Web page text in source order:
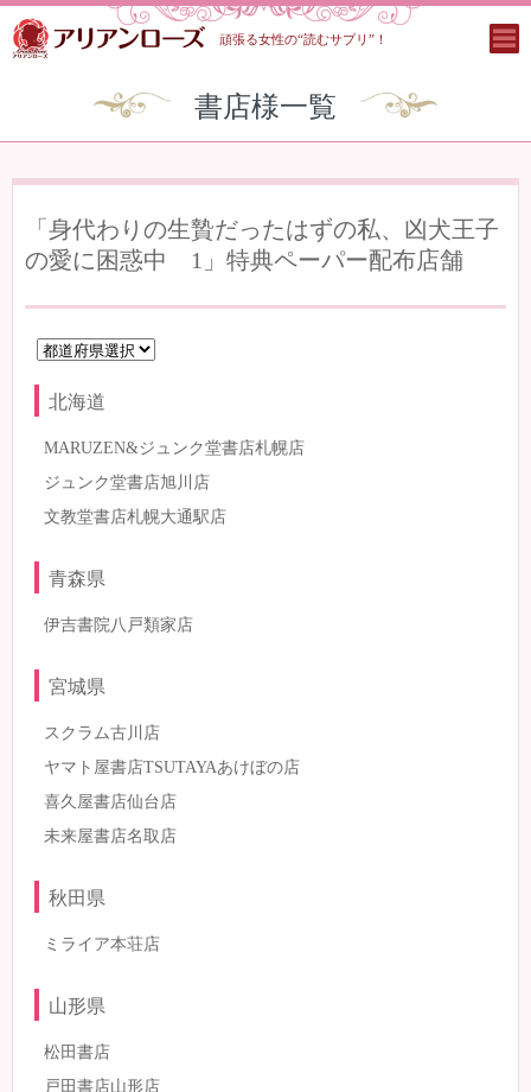
頑張る女性の“読むサプリ”！
書店様一覧
「身代わりの生贄だったはずの私、凶犬王子
の愛に困惑中 1」特典ペーパー配布店舗
北海道
MARUZEN&ジュンク堂書店札幌店
ジュンク堂書店旭川店
文教堂書店札幌大通駅店
青森県
伊吉書院八戸類家店
宮城県
スクラム古川店
ヤマト屋書店TSUTAYAあけぼの店
喜久屋書店仙台店
未来屋書店名取店
秋田県
ミライア本荘店
山形県
松田書店
戸田書店山形店